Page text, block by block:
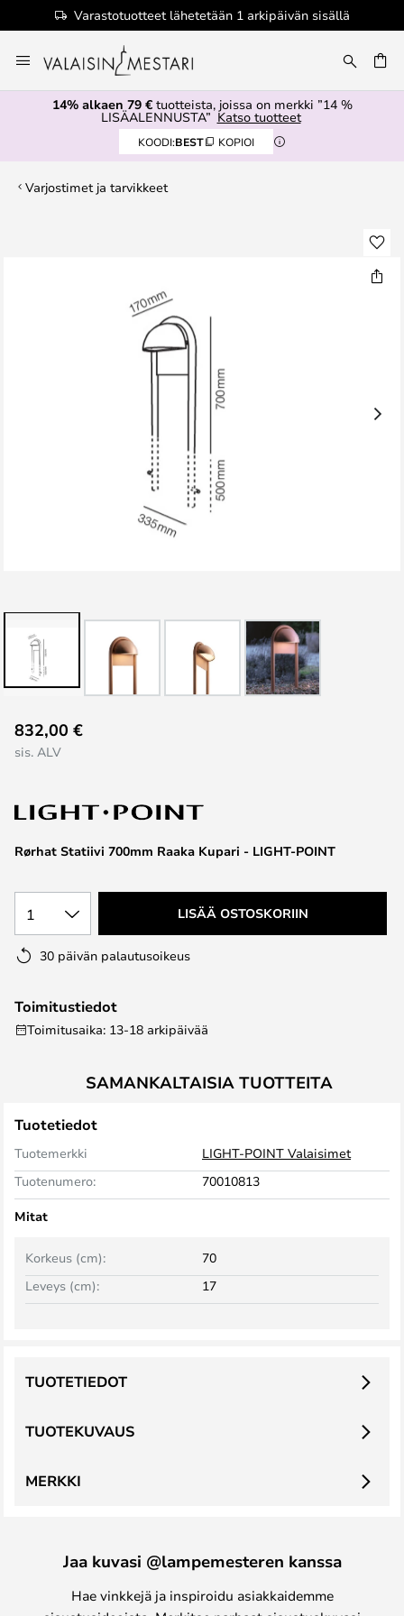
Varastotuotteet lähetetään 1 arkipäivän sisällä
to
Content
14% alkaen 79 €tuotteista, joissa on merkki ”14 %
LISÄALENNUSTA” Katso tuotteet
KOODI:BEST KOPIOI
Varjostimet ja tarvikkeet
to
the
of
images
Rørhat Statiivi 700mm Raaka Kupari - LIGHT-POINT
832,00 €
sis. ALV
1 LISÄÄ OSTOSKORIIN
30 päivän palautusoikeus
Toimitustiedot
Toimitusaika: 13-18 arkipäivää
SAMANKALTAISIA TUOTTEITA
Tuotetiedot
Tuotemerkki
LIGHT-POINT Valaisimet
Tuotenumero:
70010813
Mitat
Leveys (cm): 17
Korkeus (cm): 70
TUOTEKUVAUS
TUOTETIEDOT
MERKKI
Jaa kuvasi @lampemesteren kanssa
Hae vinkkejä ja inspiroidu asiakkaidemme